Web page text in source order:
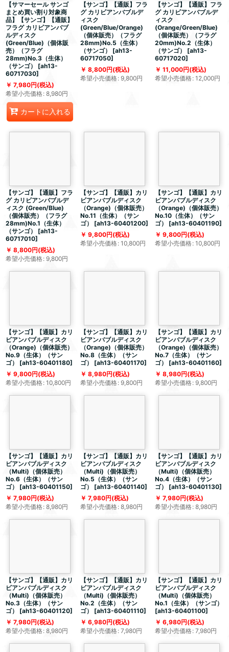
【サマーセール サンゴ
まとめ買い割り対象商
品】【サンゴ】【通販】
フラグ カリビアンバブ
ルディスク
(Green/Blue)（個体販
売）（フラグ
28mm)No.3（生体）
（サンゴ）
[ah13-
60717030]
7,980円(税込)
希望小売価格: 8,980円
カートに入れる
【サンゴ】【通販】フラ
グ カリビアンバブルデ
ィスク
(Green/Blue/Orange)
（個体販売）（フラグ
28mm)No.5（生体）
（サンゴ）
[ah13-
60717050]
8,800円(税込)
希望小売価格: 9,800円
【サンゴ】【通販】フラ
グ カリビアンバブルデ
ィスク
(Orange/Green/Blue)
（個体販売）（フラグ
20mm)No.2（生体）
（サンゴ）
[ah13-
60717020]
11,000円(税込)
希望小売価格: 12,000円
【サンゴ】【通販】フラ
グ カリビアンバブルデ
ィスク (Green/Blue)
（個体販売）（フラグ
28mm)No.1（生体）
（サンゴ）
[ah13-
60717010]
8,800円(税込)
希望小売価格: 9,800円
【サンゴ】【通販】カリ
ビアンバブルディスク
（Orange)（個体販売）
No.11（生体）（サン
ゴ）
[ah13-60401200]
9,800円(税込)
希望小売価格: 10,800円
【サンゴ】【通販】カリ
ビアンバブルディスク
（Orange)（個体販売）
No.10（生体）（サン
ゴ）
[ah13-60401190]
9,800円(税込)
希望小売価格: 10,800円
【サンゴ】【通販】カリ
ビアンバブルディスク
（Orange)（個体販売）
No.9（生体）（サン
ゴ）
[ah13-60401180]
9,800円(税込)
希望小売価格: 10,800円
【サンゴ】【通販】カリ
ビアンバブルディスク
（Orange)（個体販売）
No.8（生体）（サン
ゴ）
[ah13-60401170]
8,980円(税込)
希望小売価格: 9,800円
【サンゴ】【通販】カリ
ビアンバブルディスク
（Orange)（個体販売）
No.7（生体）（サン
ゴ）
[ah13-60401160]
8,980円(税込)
希望小売価格: 9,800円
【サンゴ】【通販】カリ
ビアンバブルディスク
（Multi)（個体販売）
No.6（生体）（サン
ゴ）
[ah13-60401150]
7,980円(税込)
希望小売価格: 8,980円
【サンゴ】【通販】カリ
ビアンバブルディスク
（Multi)（個体販売）
No.5（生体）（サン
ゴ）
[ah13-60401140]
7,980円(税込)
希望小売価格: 8,980円
【サンゴ】【通販】カリ
ビアンバブルディスク
（Multi)（個体販売）
No.4（生体）（サン
ゴ）
[ah13-60401130]
7,980円(税込)
希望小売価格: 8,980円
【サンゴ】【通販】カリ
ビアンバブルディスク
（Multi)（個体販売）
No.3（生体）（サン
ゴ）
[ah13-60401120]
7,980円(税込)
希望小売価格: 8,980円
【サンゴ】【通販】カリ
ビアンバブルディスク
（Multi)（個体販売）
No.2（生体）（サン
ゴ）
[ah13-60401110]
6,980円(税込)
希望小売価格: 7,980円
【サンゴ】【通販】カリ
ビアンバブルディスク
（Multi)（個体販売）
No.1（生体）（サンゴ）
[ah13-60401100]
6,980円(税込)
希望小売価格: 7,980円